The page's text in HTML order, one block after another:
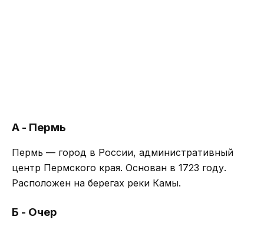
А - Пермь
Пермь — город в России, административный
центр Пермского края. Основан в 1723 году.
Расположен на берегах реки Камы.
Б - Очер